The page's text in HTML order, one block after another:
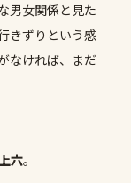
男女関係と見た
きずりという感
なければ、まだ
六。